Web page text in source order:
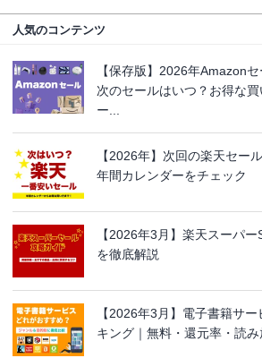
人気のコンテンツ
【保存版】2026年Amazon
次のセールはいつ？お得な
ー...
【2026年】次回の楽天セー
年間カレンダーをチェック
【2026年3月】楽天スーパ
を徹底解説
【2026年3月】電子書籍サ
キング｜無料・還元率・読